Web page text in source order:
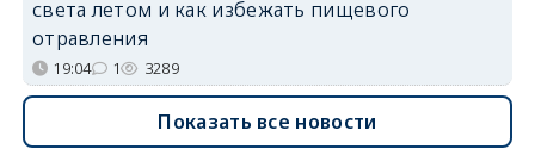
света летом и как избежать пищевого
отравления
19:04 1 3289
Показать все новости